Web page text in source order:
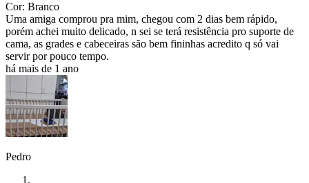
Cor: Branco
Uma amiga comprou pra mim, chegou com 2 dias bem rápido,
porém achei muito delicado, n sei se terá resistência pro suporte de
cama, as grades e cabeceiras são bem fininhas acredito q só vai
servir por pouco tempo.
há mais de 1 ano
Pedro